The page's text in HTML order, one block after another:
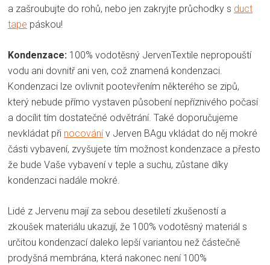
a zašroubujte do rohů, nebo jen zakryjte průchodky s duct
tape páskou!
Kondenzace: 100% vodotěsný JervenTextile nepropouští
vodu ani dovnitř ani ven, což znamená kondenzaci.
Kondenzaci lze ovlivnit pootevřením některého se zipů,
který nebude přímo vystaven působení nepříznivého počasí
a docílit tím dostatečné odvětrání. Také doporučujeme
nevkládat při nocovánív Jerven BAgu vkládat do něj mokré
části vybavení, zvyšujete tím možnost kondenzace a přesto
že bude Vaše vybavení v teple a suchu, zůstane díky
kondenzaci nadále mokré.
Lidé z Jervenu mají za sebou desetiletí zkušeností a
zkoušek materiálu ukazují, že 100% vodotěsný materiál s
určitou kondenzací daleko lepší variantou než částečně
prodyšná membrána, která nakonec není 100%